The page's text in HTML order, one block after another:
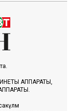
АППАРАТЫ,